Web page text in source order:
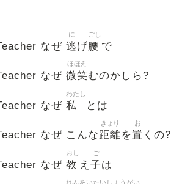
なぜ 逃
に
げ腰
ごし
で
なぜ 微笑
ほほえ
むのかしら?
なぜ 私
わたし
とは
なぜ こんな距離
きょり
を置
お
くの?
なぜ 教
おし
え 子
ご
は
れんあいたいしょうがい